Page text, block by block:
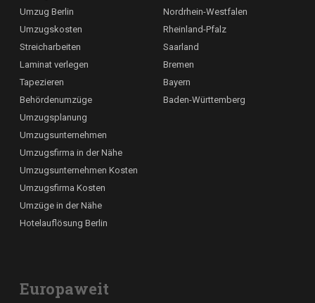
Umzug Berlin
Umzugskosten
Streicharbeiten
Laminat verlegen
Tapezieren
Behördenumzüge
Umzugsplanung
Umzugsunternehmen
Umzugsfirma in der Nähe
Umzugsunternehmen Kosten
Umzugsfirma Kosten
Umzüge in der Nähe
Hotelauflösung Berlin
Nordrhein-Westfalen
Rheinland-Pfalz
Saarland
Bremen
Bayern
Baden-Württemberg
Europaweit